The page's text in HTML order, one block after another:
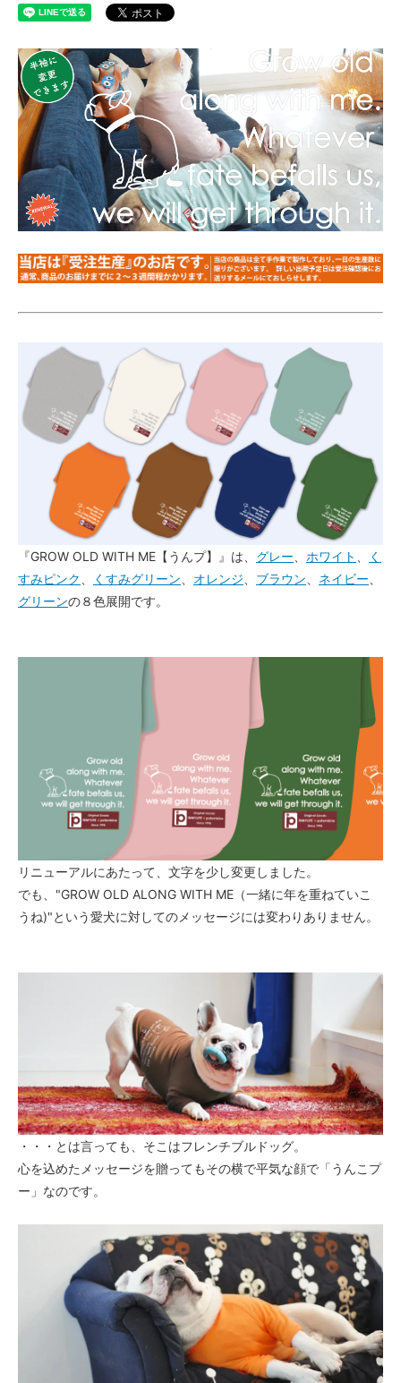
FB-L（半袖に変更）
FB-LL（半袖に変更）
FB-SS（長袖）
FB-S（長袖）
FB-M（長袖）
FB-L（長袖）
FB-LL（長袖）
FB-SS（半袖に変更）
FB-L（半袖に変更）
FB-LL（半袖に変更）
FB-SS（長袖）
FB-S（長袖）
FB-M（長袖）
FB-L（長袖）
FB-LL（長袖）
FB-SS（半袖に変更）
FB-L（半袖に変更）
FB-LL（半袖に変更）
『GROW OLD WITH ME【うんプ】』は、 グレー ホワイト
く
すみピンク
くすみグリーン オレンジ ブラウン ネイビー
グリーンの８色展開です。
リニューアルにあたって、文字を少し変更しました。
でも、"GROW OLD ALONG WITH ME（一緒に年を重ねていこ
うね)"という愛犬に対してのメッセージには変わりありません。
・・・とは言っても、そこはフレンチブルドッグ。
心を込めたメッセージを贈ってもその横で平気な顔で「うんこプ
ー」なのです。